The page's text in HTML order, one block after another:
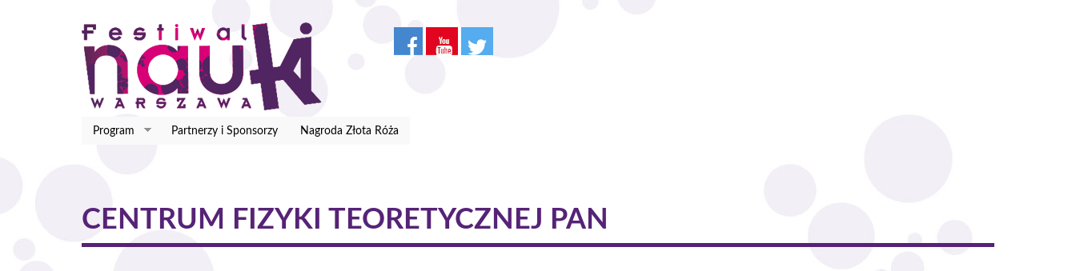
Program Partnerzy i Sponsorzy Nagroda Złota Róża
CENTRUM FIZYKI TEORETYCZNEJ PAN